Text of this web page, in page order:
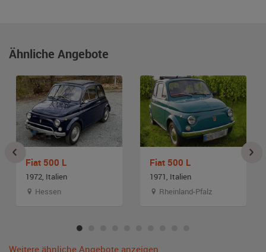
Ähnliche Angebote
Fiat 500 L
1972, Italien
Hessen
Fiat 500 L
1971, Italien
Rheinland-Pfalz
Weitere ähnliche Angebote anzeigen